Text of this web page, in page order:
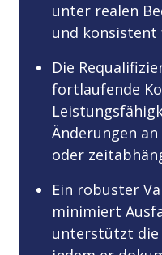
unter realen
und
Die
fortlaufende
Änderungen
oder
Ein robuster
minimiert
unterstützt